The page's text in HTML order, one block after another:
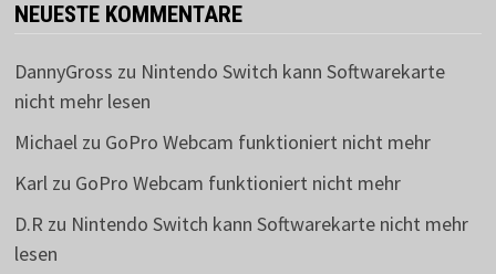
NEUESTE KOMMENTARE
DannyGross zu Nintendo Switch kann Softwarekarte
nicht mehr lesen
Michaelzu GoPro Webcam funktioniert nicht mehr
Karlzu GoPro Webcam funktioniert nicht mehr
D.R zu Nintendo Switch kann Softwarekarte nicht mehr
lesen